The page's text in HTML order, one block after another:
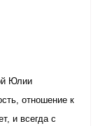
Юлии
отношение к
и всегда с